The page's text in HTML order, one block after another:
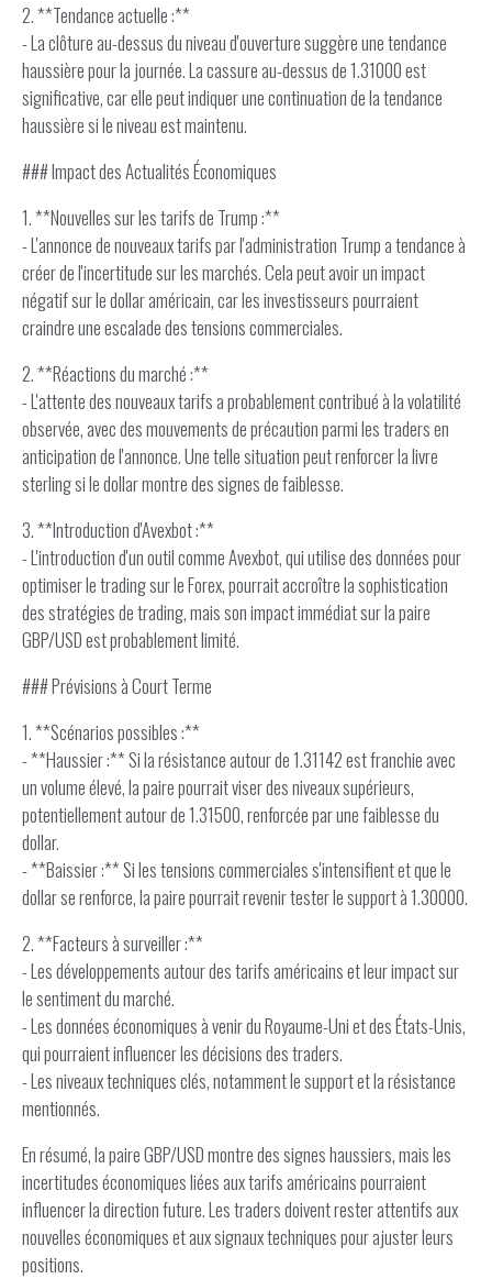
2. **Tendance actuelle :**
- La clôture au-dessus du niveau d'ouverture suggère une tendance
haussière pour la journée. La cassure au-dessus de 1.31000 est
significative, car elle peut indiquer une continuation de la tendance
haussière si le niveau est maintenu.
### Impact des Actualités Économiques
1. **Nouvelles sur les tarifs de Trump :**
- L'annonce de nouveaux tarifs par l'administration Trump a tendance à
créer de l'incertitude sur les marchés. Cela peut avoir un impact
négatif sur le dollar américain, car les investisseurs pourraient
craindre une escalade des tensions commerciales.
2. **Réactions du marché :**
- L'attente des nouveaux tarifs a probablement contribué à la volatilité
observée, avec des mouvements de précaution parmi les traders en
anticipation de l'annonce. Une telle situation peut renforcer la livre
sterling si le dollar montre des signes de faiblesse.
3. **Introduction d'Avexbot :**
- L'introduction d'un outil comme Avexbot, qui utilise des données pour
optimiser le trading sur le Forex, pourrait accroître la sophistication
des stratégies de trading, mais son impact immédiat sur la paire
GBP/USD est probablement limité.
### Prévisions à Court Terme
1. **Scénarios possibles :**
- **Haussier :** Si la résistance autour de 1.31142 est franchie avec
un volume élevé, la paire pourrait viser des niveaux supérieurs,
potentiellement autour de 1.31500, renforcée par une faiblesse du
dollar.
- **Baissier :** Si les tensions commerciales s'intensifient et que le
dollar se renforce, la paire pourrait revenir tester le support à 1.30000.
2. **Facteurs à surveiller :**
- Les développements autour des tarifs américains et leur impact sur
le sentiment du marché.
- Les données économiques à venir du Royaume-Uni et des États-Unis,
qui pourraient influencer les décisions des traders.
- Les niveaux techniques clés, notamment le support et la résistance
mentionnés.
En résumé, la paire GBP/USD montre des signes haussiers, mais les
incertitudes économiques liées aux tarifs américains pourraient
influencer la direction future. Les traders doivent rester attentifs aux
nouvelles économiques et aux signaux techniques pour ajuster leurs
positions.